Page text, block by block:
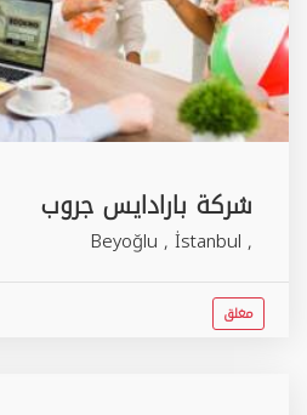
شركة بارادايس جروب
,
Beyoğlu , İstanbul
مغلق